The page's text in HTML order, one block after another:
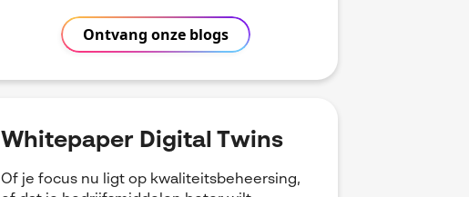
Ontvang onze blogs
Whitepaper Digital Twins
Of je focus nu ligt op kwaliteitsbeheersing,